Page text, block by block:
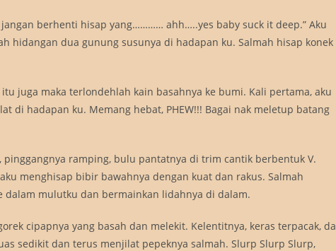
berhenti hisap yang………… ahh…..yes baby suck it deep.” Aku
hidangan dua gunung susunya di hadapan ku. Salmah hisap konek
juga maka terlondehlah kain basahnya ke bumi. Kali pertama, aku
di hadapan ku. Memang hebat, PHEW!!! Bagai nak meletup batang
pinggangnya ramping, bulu pantatnya di trim cantik berbentuk V.
menghisap bibir bawahnya dengan kuat dan rakus. Salmah
dalam mulutku dan bermainkan lidahnya di dalam.
cipapnya yang basah dan melekit. Kelentitnya, keras terpacak,
sedikit dan terus menjilat pepeknya salmah. Slurp Slurp Slurp,